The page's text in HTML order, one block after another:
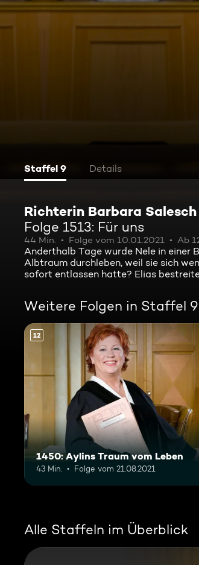
Staffel 9 Details
Richterin Barbara Salesch
Folge 1513: Für uns
44 Min. Folge vom 10.01.2021 Ab
Anderthalb Tage wurde Nele in einer
Albtraum durchleben, weil sie sich
sofort entlassen hatte? Elias
Weitere Folgen in Staffel 9
12
1450: Aylins Traum vom Leben
43 Min. Folge vom 21.08.2021
Alle Staffeln im Überblick